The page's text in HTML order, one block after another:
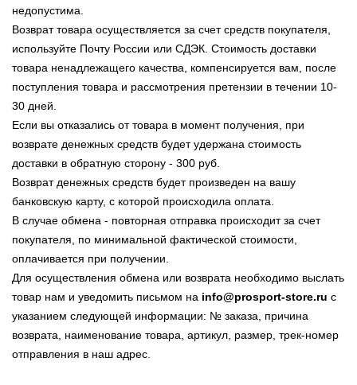
недопустима.
Возврат товара осуществляется за счет средств покупателя,
используйте Почту России или СДЭК. Стоимость доставки
товара ненадлежащего качества, компенсируется вам, после
поступления товара и рассмотрения претензии в течении 10-
30 дней.
Если вы отказались от товара в момент получения, при
возврате денежных средств будет удержана стоимость
доставки в обратную сторону - 300 руб.
Возврат денежных средств будет произведен на вашу
банковскую карту, с которой происходила оплата.
В случае обмена - повторная отправка происходит за счет
покупателя, по минимальной фактической стоимости,
оплачивается при получении.
Для осуществления обмена или возврата необходимо выслать
товар нам и уведомить письмом на info@prosport-store.ru с
указанием следующей информации: № заказа, причина
возврата, наименование товара, артикул, размер, трек-номер
отправления в наш адрес.